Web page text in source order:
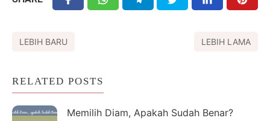
LEBIH BARU LEBIH LAMA
RELATED POSTS
Memilih Diam, Apakah Sudah Benar?